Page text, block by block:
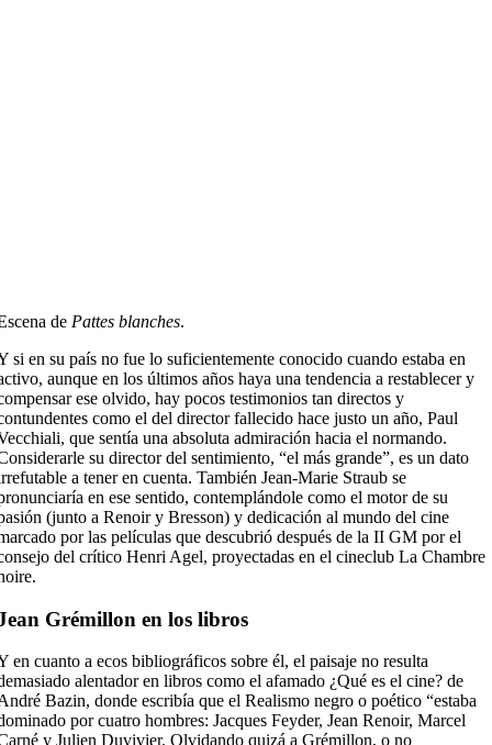
de Pattes blanches.
si en su país no fue lo suficientemente conocido cuando estaba en
aunque en los últimos años haya una tendencia a restablecer y
ese olvido, hay pocos testimonios tan directos y
como el del director fallecido hace justo un año, Paul
que sentía una absoluta admiración hacia el normando.
su director del sentimiento, “el más grande”, es un dato
a tener en cuenta. También Jean-Marie Straub se
en ese sentido, contemplándole como el motor de su
(junto a Renoir y Bresson) y dedicación al mundo del cine
por las películas que descubrió después de la II GM por el
del crítico Henri Agel, proyectadas en el cineclub La Chambre
Grémillon en los libros
en cuanto a ecos bibliográficos sobre él, el paisaje no resulta
alentador en libros como el afamado ¿Qué es el cine? de
Bazin, donde escribía que el Realismo negro o poético “estaba
por cuatro hombres: Jacques Feyder, Jean Renoir, Marcel
y Julien Duvivier. Olvidando quizá a Grémillon, o no